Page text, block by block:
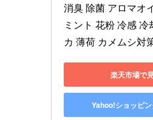
消臭 除菌 アロマオ
ミント 花粉 冷感 冷
カ 薄荷 カメムシ対
楽天市場で
Yahoo!ショッピ